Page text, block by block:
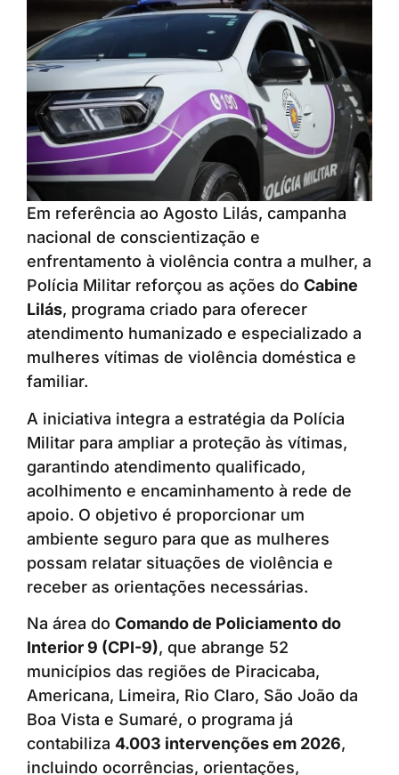
Em referência ao Agosto Lilás, campanha
nacional de conscientização e
enfrentamento à violência contra a mulher, a
Polícia Militar reforçou as ações do Cabine
Lilás, programa criado para oferecer
atendimento humanizado e especializado a
mulheres vítimas de violência doméstica e
familiar.
A iniciativa integra a estratégia da Polícia
Militar para ampliar a proteção às vítimas,
garantindo atendimento qualificado,
acolhimento e encaminhamento à rede de
apoio. O objetivo é proporcionar um
ambiente seguro para que as mulheres
possam relatar situações de violência e
receber as orientações necessárias.
Na área do Comando de Policiamento do
Interior 9 (CPI-9), que abrange 52
municípios das regiões de Piracicaba,
Americana, Limeira, Rio Claro, São João da
Boa Vista e Sumaré, o programa já
contabiliza 4.003 intervenções em 2026,
incluindo ocorrências, orientações,